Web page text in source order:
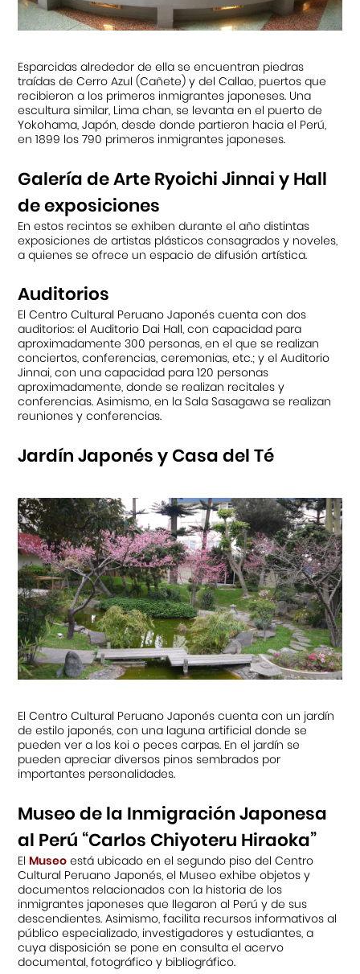
Esparcidas alrededor de ella se encuentran piedras
traídas de Cerro Azul (Cañete) y del Callao, puertos que
recibieron a los primeros inmigrantes japoneses. Una
escultura similar, Lima chan, se levanta en el puerto de
Yokohama, Japón, desde donde partieron hacia el Perú,
en 1899 los 790 primeros inmigrantes japoneses.
Galería de Arte Ryoichi Jinnai y Hall
de exposiciones
En estos recintos se exhiben durante el año distintas
exposiciones de artistas plásticos consagrados y noveles,
a quienes se ofrece un espacio de difusión artística.
Auditorios
El Centro Cultural Peruano Japonés cuenta con dos
auditorios: el Auditorio Dai Hall, con capacidad para
aproximadamente 300 personas, en el que se realizan
conciertos, conferencias, ceremonias, etc.; y el Auditorio
Jinnai, con una capacidad para 120 personas
aproximadamente, donde se realizan recitales y
conferencias. Asimismo, en la Sala Sasagawa se realizan
reuniones y conferencias.
Jardín Japonés y Casa del Té
El Centro Cultural Peruano Japonés cuenta con un jardín
de estilo japonés, con una laguna artificial donde se
pueden ver a los koi o peces carpas. En el jardín se
pueden apreciar diversos pinos sembrados por
importantes personalidades.
Museo de la Inmigración Japonesa
al Perú “Carlos Chiyoteru Hiraoka”
ElMuseo está ubicado en el segundo piso del Centro
Cultural Peruano Japonés, el Museo exhibe objetos y
documentos relacionados con la historia de los
inmigrantes japoneses que llegaron al Perú y de sus
descendientes. Asimismo, facilita recursos informativos al
público especializado, investigadores y estudiantes, a
cuya disposición se pone en consulta el acervo
documental, fotográfico y bibliográfico.